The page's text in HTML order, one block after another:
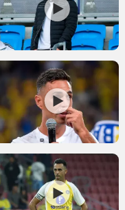
VOD
רץ ברשת
תוצאות
לוח שידורים
נבחרת ישראל
מכבי חיפה
בית"ר ירושלים
מכבי תל אביב
הפועל תל אביב
הפועל חיפה
הפועל באר שבע
ליגה ספרדית
ליגה איטלקית
ליגה צרפתית
ליגה הולנדית
ליגה סינית
מכבי תל אביב
הפועל חולון
הפועל ירושלים
דני אבדיה
יורוליג
יורוקאפ
טניס
כדוריד
כדורעף
שחייה
ג'ודו
אגרוף